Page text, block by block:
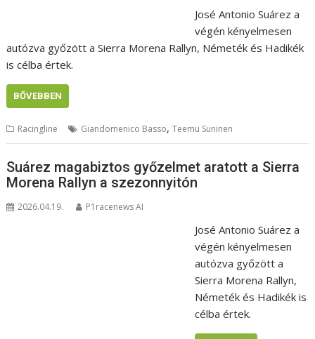
José Antonio Suárez a
végén kényelmesen
autózva győzött a Sierra Morena Rallyn, Németék és Hadikék
is célba értek.
BŐVEBBEN
Racingline Giandomenico Basso,Teemu Suninen
Suárez magabiztos győzelmet aratott a Sierra
Morena Rallyn a szezonnyitón
2026.04.19. P1racenews AI
José Antonio Suárez a
végén kényelmesen
autózva győzött a
Sierra Morena Rallyn,
Németék és Hadikék is
célba értek.